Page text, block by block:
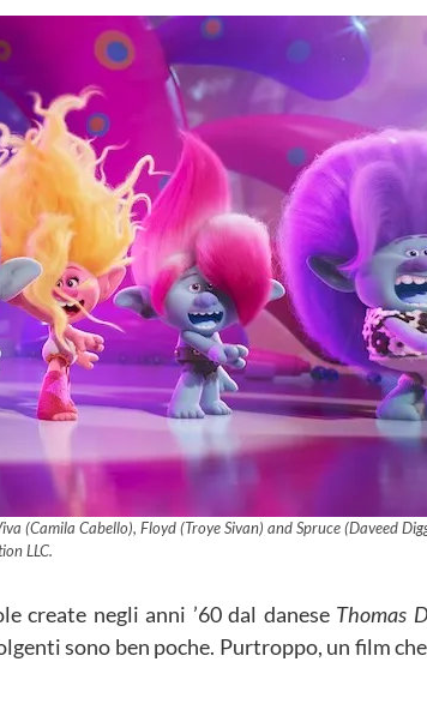
(Camila Cabello), Floyd (Troye Sivan) and Spruce (Daveed
LLC.
create negli anni ’60 dal danese Thomas
sono ben poche. Purtroppo, un film